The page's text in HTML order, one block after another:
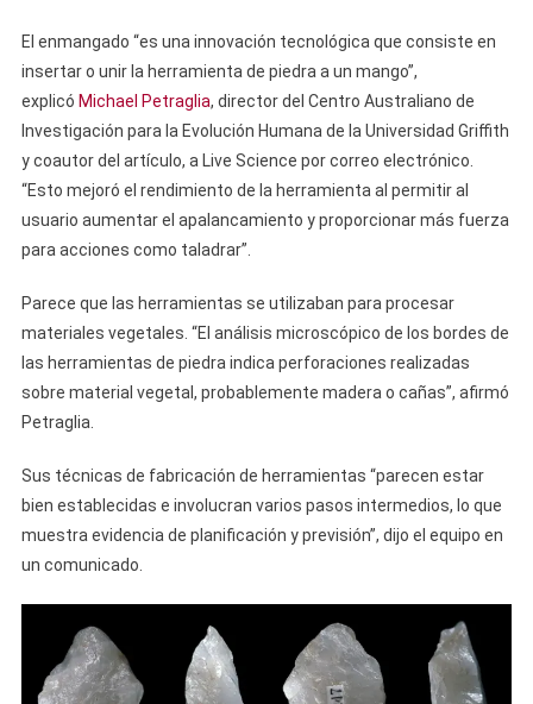
El enmangado “es una innovación tecnológica que consiste en
insertar o unir la herramienta de piedra a un mango”,
explicó Michael Petraglia, director del Centro Australiano de
Investigación para la Evolución Humana de la Universidad Griffith
y coautor del artículo, a Live Science por correo electrónico.
“Esto mejoró el rendimiento de la herramienta al permitir al
usuario aumentar el apalancamiento y proporcionar más fuerza
para acciones como taladrar”.
Parece que las herramientas se utilizaban para procesar
materiales vegetales. “El análisis microscópico de los bordes de
las herramientas de piedra indica perforaciones realizadas
sobre material vegetal, probablemente madera o cañas”, afirmó
Petraglia.
Sus técnicas de fabricación de herramientas “parecen estar
bien establecidas e involucran varios pasos intermedios, lo que
muestra evidencia de planificación y previsión”, dijo el equipo en
un comunicado.